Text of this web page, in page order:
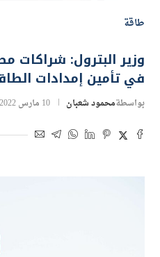
طاقة
وزير البترول: شراكات
في تأمين إمدادات
بواسطةمحمود شعبان 10 مارس 2022 | 10:43 ص